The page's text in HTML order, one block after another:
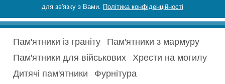
для зв'язку з Вами. Політика конфіденційності
Пам'ятники із граніту
Пам'ятники з мармуру
Пам'ятники для військових
Хрести на могилу
Дитячі пам'ятники
Фурнітура